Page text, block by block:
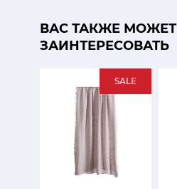
ВАС ТАКЖЕ МОЖЕТ
ЗАИНТЕРЕСОВАТЬ
SALE